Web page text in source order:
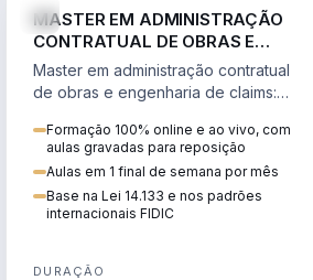
MASTER EM ADMINISTRAÇÃO
CONTRATUAL DE OBRAS E
ENGENHARIA DE CLAIMS
Master em administração contratual
de obras e engenharia de claims:
pleitos, delay analysis e FIDIC.
Formação 100% online e ao vivo, com
aulas gravadas para reposição
Aulas em 1 final de semana por mês
Base na Lei 14.133 e nos padrões
internacionais FIDIC
DURAÇÃO